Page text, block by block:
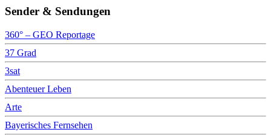
Sender & Sendungen
360° – GEO Reportage
37 Grad
3sat
Abenteuer Leben
Arte
Bayerisches Fernsehen